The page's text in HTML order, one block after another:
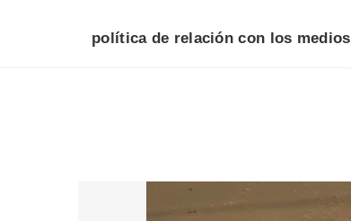
política de relación con los medios